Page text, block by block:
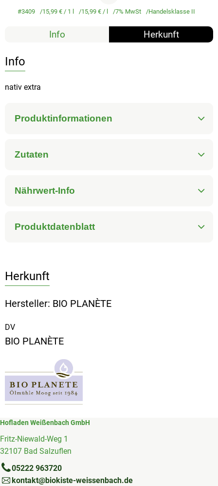
#3409 15,99 €/ 1 l 15,99 €/ l 7% MwSt Handelsklasse II
Info Herkunft
Info
nativ extra
Produktinformationen
Zutaten
Nährwert-Info
Produktdatenblatt
Herkunft
Hersteller: BIO PLANÈTE
DV
BIO PLANÈTE
Hofladen Weißenbach GmbH
Fritz-Niewald-Weg 1
32107 Bad Salzuflen
05222 963720
kontakt@biokiste-weissenbach.de